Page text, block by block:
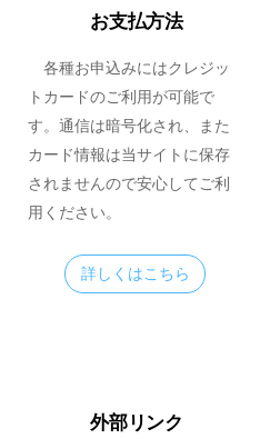
お支払方法
各種お申込みにはクレジッ
トカードのご利用が可能で
す。通信は暗号化され、また
カード情報は当サイトに保存
されませんので安心してご利
用ください。
詳しくはこちら
外部リンク